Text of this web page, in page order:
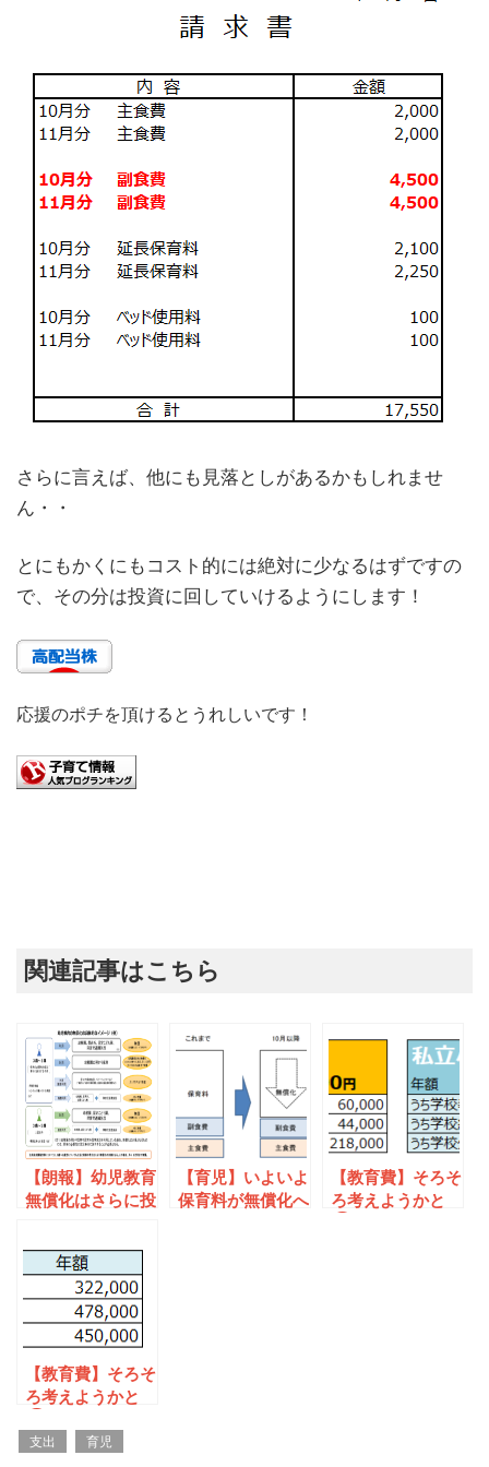
さらに言えば、他にも見落としがあるかもしれませ
ん・・
とにもかくにもコスト的には絶対に少なるはずですの
で、その分は投資に回していけるようにします！
応援のポチを頂けるとうれしいです！
関連記事はこちら
【朗報】幼児教育
無償化はさらに投
ンス！
【育児】いよいよ
保育料が無償化へ
【教育費】そろそ
ろ考えようかと
【教育費】そろそ
ろ考えようかと
支出 育児